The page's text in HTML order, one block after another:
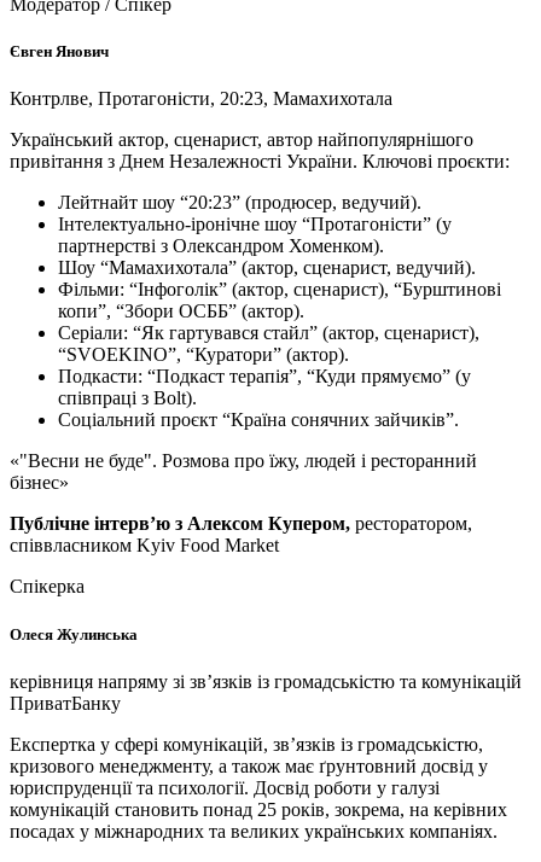
Модератор / Спікер
Євген Янович
Контрлве, Протагоністи, 20:23, Мамахихотала
Український актор, сценарист, автор найпопулярнішого
привітання з Днем Незалежності України. Ключові проєкти:
Лейтнайт шоу “20:23” (продюсер, ведучий).
Інтелектуально-іронічне шоу “Протагоністи” (у
партнерстві з Олександром Хоменком).
Шоу “Мамахихотала” (актор, сценарист, ведучий).
Фільми: “Інфоголік” (актор, сценарист), “Бурштинові
копи”, “Збори ОСББ” (актор).
Серіали: “Як гартувався стайл” (актор, сценарист),
“SVOEKINO”, “Куратори” (актор).
Подкасти: “Подкаст терапія”, “Куди прямуємо” (у
співпраці з Bolt).
Соціальний проєкт “Країна сонячних зайчиків”.
«"Весни не буде". Розмова про їжу, людей і ресторанний
бізнес»
Публічне інтервʼю з Алексом Купером, ресторатором,
співвласником Kyiv Food Market
Спікерка
Олеся Жулинська
керівниця напряму зі зв’язків із громадськістю та комунікацій
ПриватБанку
Експертка у сфері комунікацій, зв’язків із громадськістю,
кризового менеджменту, а також має ґрунтовний досвід у
юриспруденції та психології. Досвід роботи у галузі
комунікацій становить понад 25 років, зокрема, на керівних
посадах у міжнародних та великих українських компаніях.